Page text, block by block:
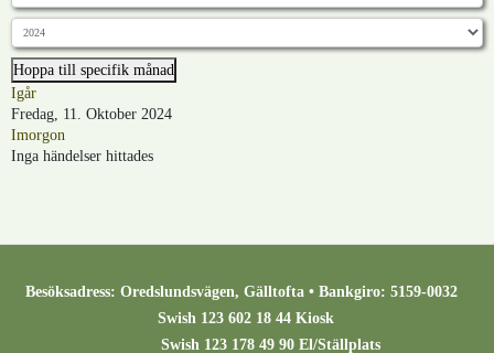
Hoppa till specifik månad
Igår
Fredag, 11. Oktober 2024
Imorgon
Inga händelser hittades
Besöksadress: Oredslundsvägen, Gälltofta • Bankgiro: 5159-0032
Swish 123 602 18 44 Kiosk
Swish 123 178 49 90 El/Ställplats